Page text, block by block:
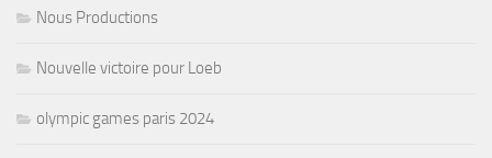
Nous Productions
Nouvelle victoire pour Loeb
olympic games paris 2024